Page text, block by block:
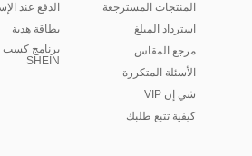
المنتجات المسترجعة
استرداد المبلغ
مرجع المقاس
الأسئلة المتكررة
شي إن VIP
كيفية تتبع طلبك
الدفع عند
بطاقة هدية
برنامج كسب
SHEIN